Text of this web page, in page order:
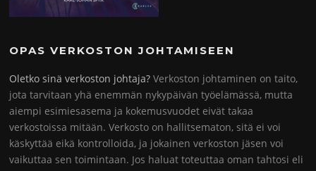
OPAS VERKOSTON JOHTAMISEEN
Oletko sinä verkoston johtaja? Verkoston johtaminen on taito,
jota tarvitaan yhä enemmän nykypäivän työelämässä, mutta
aiempi esimiesasema ja kokemusvuodet eivät takaa
verkostoissa mitään. Verkosto on hallitsematon, sitä ei voi
käskyttää eikä kontrolloida, ja jokainen verkoston jäsen voi
vaikuttaa sen toimintaan. Jos haluat toteuttaa oman tahtosi eli